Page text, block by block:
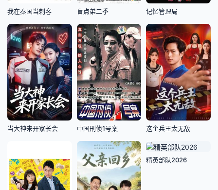
我在秦国当刺客 盲点弟二季 记忆管理局
当大神来开家长会 中国刑侦1号案 这个兵王太无敌
精英部队2026